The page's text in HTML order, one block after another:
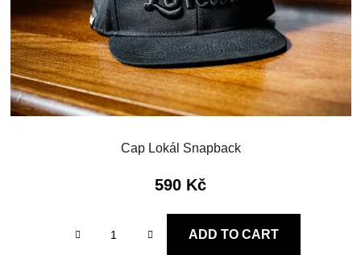
Cap Lokál Snapback
590 Kč
ADD TO CART